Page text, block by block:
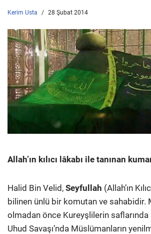
Kerim Usta 28 Şubat 2014
Allah’ın kılıcı lâkabı ile tanınan
Halid Bin Velid, Seyfullah (Allah’ın
bilinen ünlü bir komutan ve sahabidir.
olmadan önce Kureyşlilerin saflarında
Uhud Savaşı’nda Müslümanların